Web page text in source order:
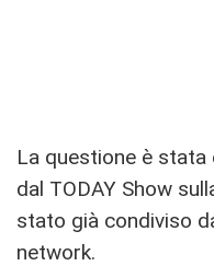
La questione è
dal TODAY Show
stato già condiviso
network.